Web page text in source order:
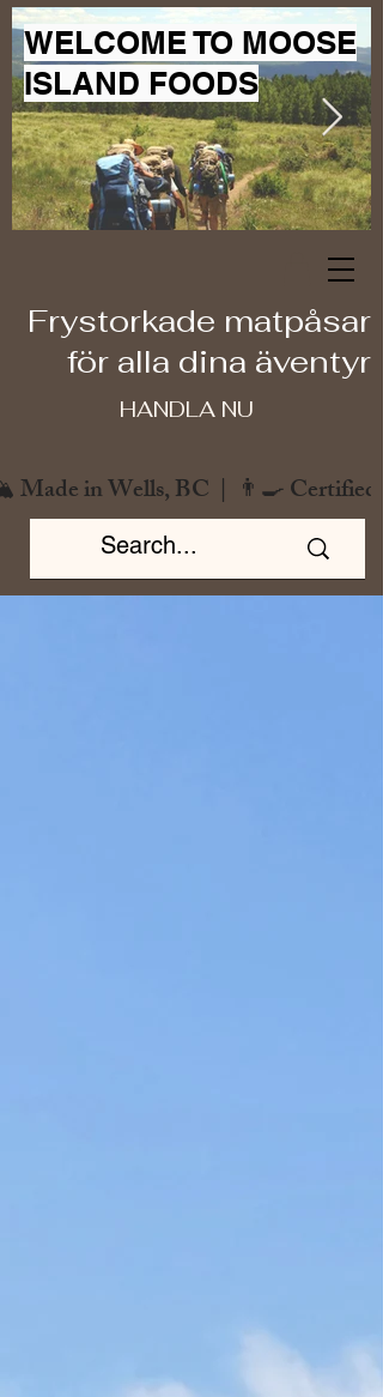
WELCOME TO MOOSE
ISLAND FOODS
Frystorkade matpåsar
för alla dina äventyr
HANDLA NU
in Wells, BC  |  👨‍🍳 Certified